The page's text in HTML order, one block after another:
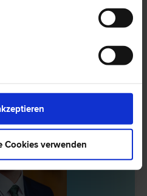
Cookies verwenden